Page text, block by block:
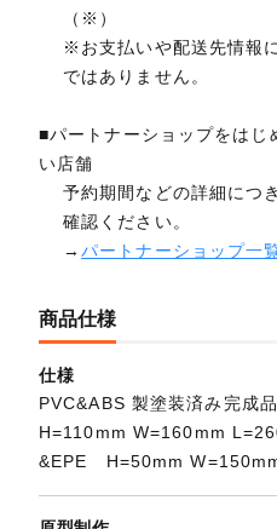
（※）
※お支払いや配送先情報
ではありません。
■パートナーショップをはじ
い店舗
予約期間などの詳細につ
確認ください。
→パートナーショップ一
商品仕様
仕様
PVC&ABS 製塗装済み完成
H=110mm W=160mm
&EPE H=50mm